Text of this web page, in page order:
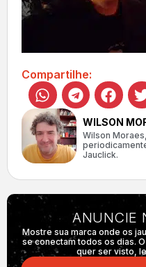
Compartilhe:
WILSON
Wilson
Jauclick.
ANUNCIE
Mostre sua marca onde os
se conectam todos os dias.
quer ser visto,